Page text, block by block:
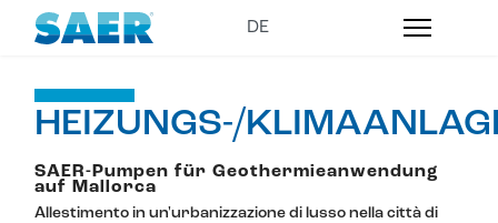
HEIZUNGS-/
SAER-Pumpen für Geothermieanwendung
auf Mallorca
Allestimento in un'urbanizzazione di lusso nella città di